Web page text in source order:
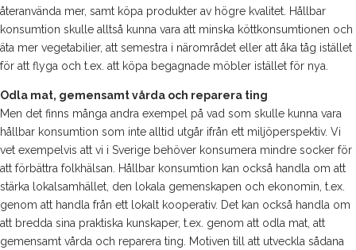
återanvända mer, samt köpa produkter av högre kvalitet. Hållbar
konsumtion skulle alltså kunna vara att minska köttkonsumtionen och
äta mer vegetabilier, att semestra i närområdet eller att åka tåg istället
för att flyga och t.ex. att köpa begagnade möbler istället för nya.
Odla mat, gemensamt vårda och reparera ting
Men det finns många andra exempel på vad som skulle kunna vara
hållbar konsumtion som inte alltid utgår ifrån ett miljöperspektiv. Vi
vet exempelvis att vi i Sverige behöver konsumera mindre socker för
att förbättra folkhälsan. Hållbar konsumtion kan också handla om att
stärka lokalsamhället, den lokala gemenskapen och ekonomin, t.ex.
genom att handla från ett lokalt kooperativ. Det kan också handla om
att bredda sina praktiska kunskaper, t.ex. genom att odla mat, att
gemensamt vårda och reparera ting. Motiven till att utveckla sådana